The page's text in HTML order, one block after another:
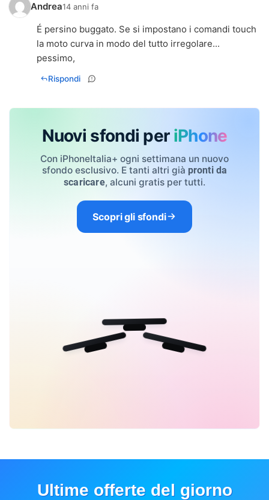
Andrea14 anni fa
É persino buggato. Se si impostano i comandi touch
la moto curva in modo del tutto irregolare...
pessimo,
Rispondi
Nuovi sfondi per iPhone
Con iPhoneItalia+ ogni settimana un nuovo
sfondo esclusivo. E tanti altri già pronti da
scaricare, alcuni gratis per tutti.
Scopri gli sfondi
Ultime offerte del giorno